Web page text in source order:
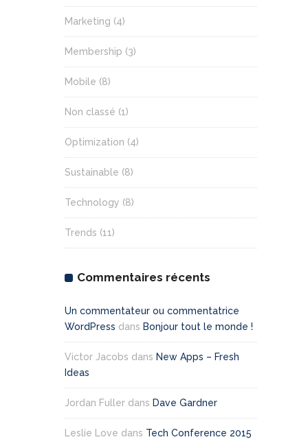
Marketing (4)
Membership (3)
Mobile (8)
Non classé (1)
Optimization (4)
Sustainable (8)
Technology (8)
Trends (11)
Commentaires récents
Un commentateur ou commentatrice
WordPress dans Bonjour tout le monde !
Victor Jacobs dans New Apps – Fresh
Ideas
Jordan Fuller dans Dave Gardner
Leslie Love dans Tech Conference 2015